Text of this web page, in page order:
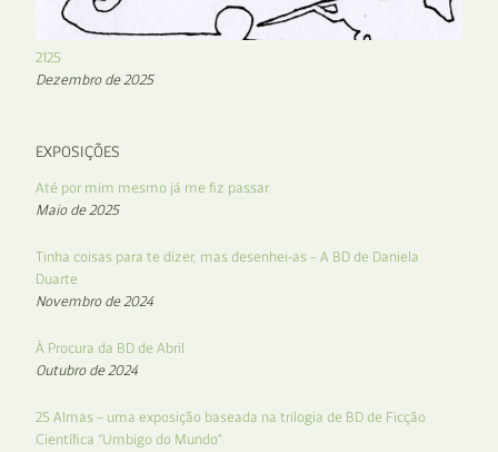
2125
Dezembro de 2025
EXPOSIÇÕES
Até por mim mesmo já me fiz passar
Maio de 2025
Tinha coisas para te dizer, mas desenhei-as – A BD de Daniela
Duarte
Novembro de 2024
À Procura da BD de Abril
Outubro de 2024
25 Almas – uma exposição baseada na trilogia de BD de Ficção
Científica “Umbigo do Mundo”